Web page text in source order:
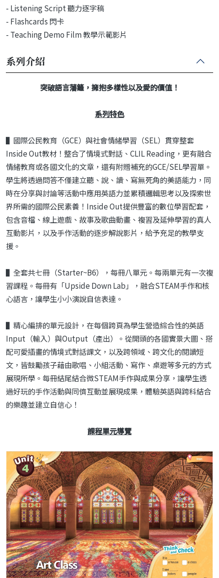
- Listening Script 聽力逐字稿
- Flashcards 閃卡
- Teaching Demo Film 教學示範影片
系列介紹
突破語言藩籬，擁抱多樣性以及愛的價值！
系列特色
▌國際公民教育（GCE）與社會情緒學習（SEL）貫穿整套
Inside Out教材！整合了情境式對話、CLIL Reading，更有融合
情緒教育或各國文化的文章，還有附贈補充的GCE/SEL學習單。
學生將透過問答不僅建立聽、說、讀、寫無死角的美語能力，同
時在分享與討論等活動中應用英語力並累積邏輯思考以及探索世
界所需的國際公民素養！Inside Out提供豐富的數位學習配套，
包含音檔、線上遊戲、故事及歌曲動畫、複習及延伸學習的真人
互動影片，以及手作活動的逐步解說影片，給予充足的教學支
援。
▌全套共七冊（Starter~B6），每冊八單元。每兩單元有一次複
習課程。每冊有「Upside Down Lab」，融合STEAM手作和核
心語言，讓學生小小演說自信表達。
▌精心編排的單元設計，在每個跨頁為學生營造綜合性的英語
Input（輸入）與Output（產出）。從開頭的各國實景大圖、搭
配可愛插畫的情境式對話課文，以及跨領域、跨文化的閱讀短
文，皆鼓勵孩子藉由歌唱、小組活動、寫作、桌遊等多元的方式
展現所學。每冊結尾結合微STEAM手作與成果分享，讓學生透
過好玩的手作活動與同儕互動並展現成果，體驗英語與跨科結合
的樂趣並建立自信心！
課程單元導覽